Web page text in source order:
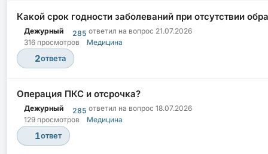
Какой срок годности заболеваний при отсутствии
Дежурный 285 ответил на вопрос 21.07.2026
316 просмотров
Медицина
2ответа
Операция ПКС и отсрочка?
Дежурный 285 ответил на вопрос 18.07.2026
129 просмотров
Медицина
1ответ